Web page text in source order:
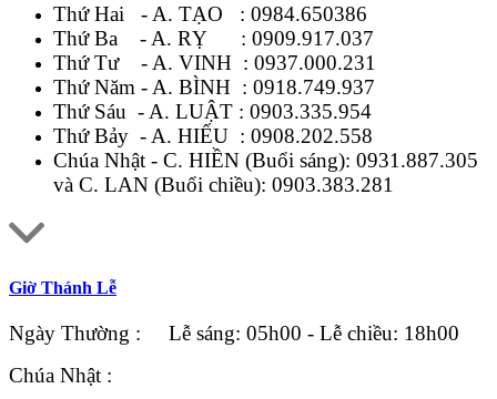
Thứ Hai - A. TẠO : 0984.650386
Thứ Ba - A. RỴ : 0909.917.037
Thứ Tư - A. VINH : 0937.000.231
Thứ Năm - A. BÌNH : 0918.749.937
Thứ Sáu - A. LUẬT : 0903.335.954
Thứ Bảy - A. HIẾU : 0908.202.558
Chúa Nhật - C. HIỀN (Buổi sáng): 0931.887.305
và C. LAN (Buổi chiều): 0903.383.281
Giờ Thánh Lễ
Ngày Thường : Lễ sáng: 05h00 - Lễ chiều: 18h00
Chúa Nhật :